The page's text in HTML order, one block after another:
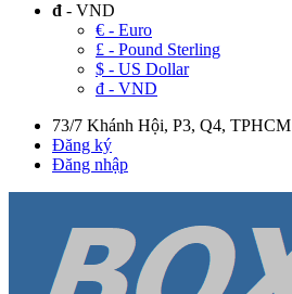
đ - VND
€ - Euro
£ - Pound Sterling
$ - US Dollar
đ - VND
73/7 Khánh Hội, P3, Q4, TPHCM
Đăng ký
Đăng nhập